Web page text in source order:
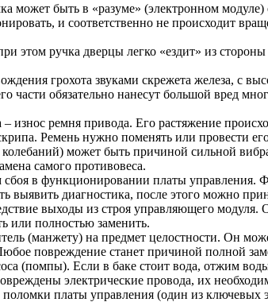
может быть в «разуме» (электронном
и соответственно не происходит
этом ручка дверцы легко «ездит» из
грохота звуками скрежета железа, с
части обязательно нанесут большой вред
ремня привода. Его растяжение
Ремень нужно поменять или провести
может быть причиной сильной
самого противовеса.
в функционировании платы управления.
выявить диагностика, после этого можно
выходы из строя управляющего
или полностью заменить.
(манжету) на предмет целостности. Он
повреждение станет причиной полной
(помпы). Если в баке стоит вода, отжим
электрические провода, их
платы управления (один из ключевых